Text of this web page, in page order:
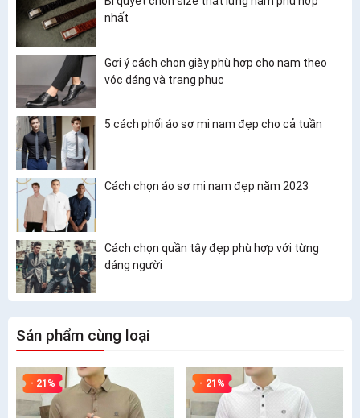
nhất
Gợi ý cách chọn giày phù hợp cho nam theo
vóc dáng và trang phục
5 cách phối áo sơ mi nam đẹp cho cả tuần
Cách chọn áo sơ mi nam đẹp năm 2023
Cách chọn quần tây đẹp phù hợp với từng
dáng người
Sản phẩm cùng loại
- 21% - 21%